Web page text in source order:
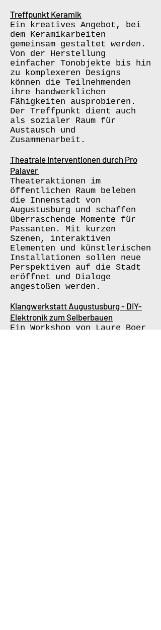
Treffpunkt Keramik
Ein kreatives Angebot, bei
dem Keramikarbeiten
gemeinsam gestaltet werden.
Von der Herstellung
einfacher Tonobjekte bis hin
zu komplexeren Designs
können die Teilnehmenden
ihre handwerklichen
Fähigkeiten ausprobieren.
Der Treffpunkt dient auch
als sozialer Raum für
Austausch und
Zusammenarbeit.
Theatrale Interventionen durch Pro
Palaver
Theateraktionen im
öffentlichen Raum beleben
die Innenstadt von
Augustusburg und schaffen
überraschende Momente für
Passanten. Mit kurzen
Szenen, interaktiven
Elementen und künstlerischen
Installationen sollen neue
Perspektiven auf die Stadt
eröffnet und Dialoge
angestoßen werden.
Klangwerkstatt Augustusburg - DIY-
Elektronik zum Selberbauen
Ein Workshop von Laure Boer